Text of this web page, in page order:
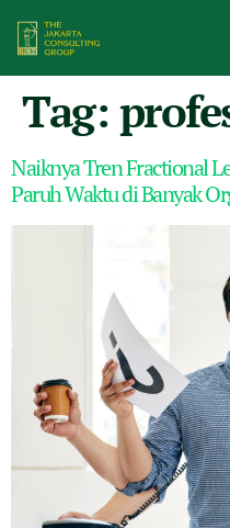
Tag:
Naiknya Tren Fractional
Paruh Waktu di Banyak